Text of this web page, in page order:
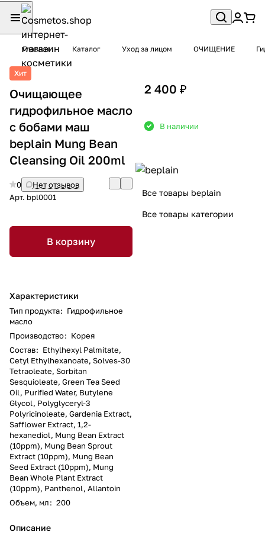
Главная Каталог Уход за лицом ОЧИЩЕНИЕ
Хит
Очищающее
гидрофильное масло
с бобами маш
beplain Mung Bean
Cleansing Oil 200ml
0
Нет отзывов
Арт. bpl0001
В корзину
Характеристики
Тип продукта: Гидрофильное
масло
Производство: Корея
Состав: Ethylhexyl Palmitate,
Cetyl Ethylhexanoate, Solves-30
Tetraoleate, Sorbitan
Sesquioleate, Green Tea Seed
Oil, Purified Water, Butylene
Glycol, Polyglyceryl-3
Polyricinoleate, Gardenia Extract,
Safflower Extract, 1,2-
hexanediol, Mung Bean Extract
(10ppm), Mung Bean Sprout
Extract (10ppm), Mung Bean
Seed Extract (10ppm), Mung
Bean Whole Plant Extract
(10ppm), Panthenol, Allantoin
Объем, мл: 200
Описание
2 400 ₽
В наличии
Все товары beplain
Все товары категории